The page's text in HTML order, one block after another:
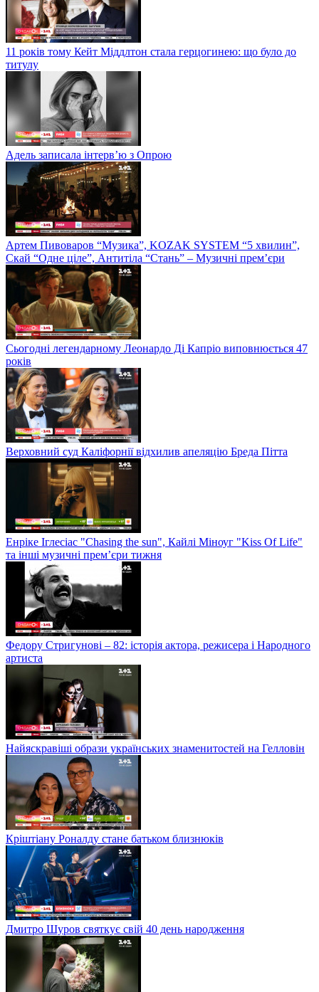
11 років тому Кейт Міддлтон стала герцогинею: що було до
титулу
Адель записала інтерв’ю з Опрою
Артем Пивоваров “Музика”, KOZAK SYSTEM “5 хвилин”,
Скай “Одне ціле”, Антитіла “Стань” – Музичні прем’єри
Сьогодні легендарному Леонардо Ді Капріо виповнюється 47
років
Верховний суд Каліфорнії відхилив апеляцію Бреда Пітта
Енріке Іглесіас "Chasing the sun", Кайлі Міноуг "Kiss Of Life"
та інші музичні прем’єри тижня
Федору Стригунові – 82: історія актора, режисера і Народного
артиста
Найяскравіші образи українських знаменитостей на Гелловін
Кріштіану Роналду стане батьком близнюків
Дмитро Шуров святкує свій 40 день народження